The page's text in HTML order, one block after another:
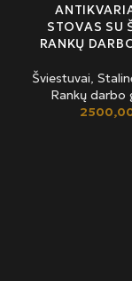
STOVAS SU
RANKŲ
Šviestuvai,
Rankų darbo